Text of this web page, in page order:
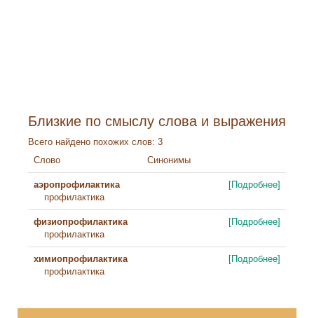
Близкие по смыслу слова и выражения
Всего найдено похожих слов: 3
Слово
Синонимы
аэропрофилактика
профилактика
[Подробнее]
физиопрофилактика
профилактика
[Подробнее]
химиопрофилактика
профилактика
[Подробнее]